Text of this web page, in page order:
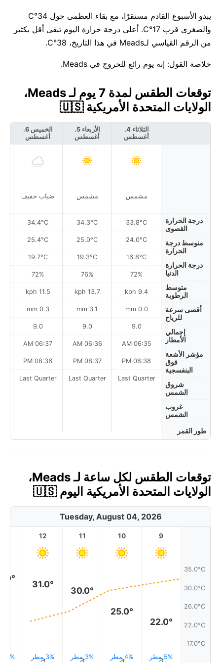
يبدو الأسبوع القادم مستقرًا، مع بقاء العظمى حول 34°C
والصغرى قرب 17°C. أعلى درجة حرارة اليوم تبقى أقل بكثير
من الرقم القياسي لـMeads في هذا التاريخ، 38°C.
خلاصة القول: إنه يوم رائع للخروج في Meads.
توقعات الطقس لمدة 7 يوم لـ Meads،
الولايات المتحدة الأمريكية 🇺🇸
درجة الحرارة
القصوى
متوسط درجة
الحرارة
درجة الحرارة
الدنيا
متوسط
الرطوبة
أقصى سرعة
للرياح
إجمالي
الأمطار
مؤشر الأشعة
فوق
البنفسجية
شروق
الشمس
غروب
الشمس
طور القمر
الثلاثاء 4.
أغسطس
مشمس
33.8°C
24.0°C
16.8°C
72%
9.4 kph
0.0 mm
9.0
06:35 AM
08:38 PM
Last Quarter
الأربعاء 5.
أغسطس
مشمس
34.3°C
25.0°C
19.3°C
76%
13.7 kph
3.1 mm
9.0
06:36 AM
08:37 PM
Last Quarter
الخميس 6.
أغسطس
ضباب خفيف
34.4°C
25.4°C
19.7°C
72%
11.5 kph
0.3 mm
9.0
06:37 AM
08:36 PM
Last Quarter
توقعات الطقس لكل ساعة لـ Meads،
الولايات المتحدة الأمريكية اليوم 🇺🇸
Tuesday, August 04, 2026
35.0°C
30.0°C
26.0°C
22.0°C
17.0°C
9
22.0°
5% مطر↑
10
25.0°
4% مطر↑
11
30.0°
3% مطر↑
12
31.0°
3% مطر↑ 3% مطر